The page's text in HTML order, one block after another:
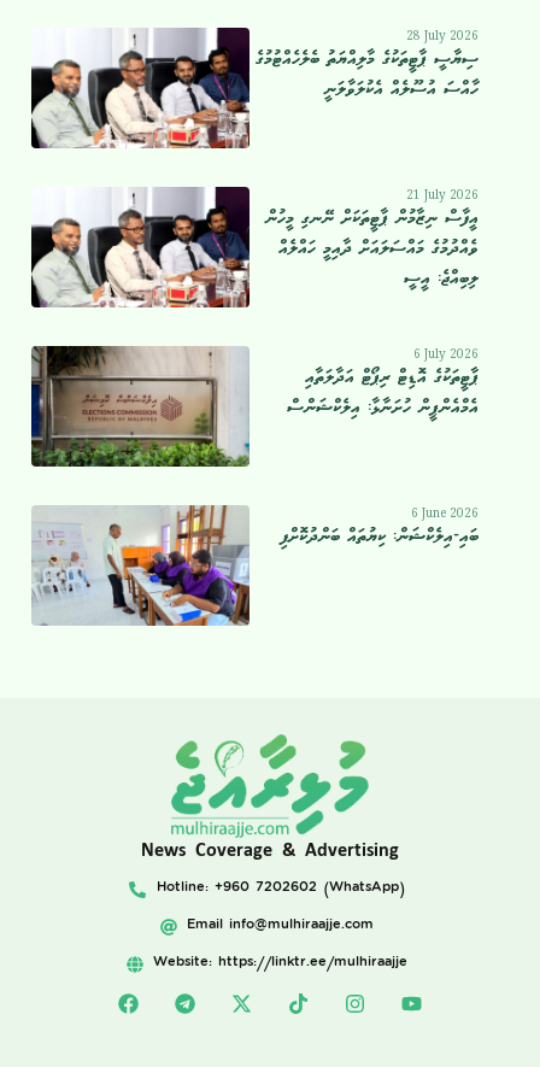
28 July 2026
ސިޔާސީ ޕާޓީތަކުގެ މާލިއްޔަތު ބެލެހެއްޓުމުގެ
ހާއްސަ އުސޫލެއް އެކުލަވާލަނީ
21 July 2026
އީފާސް ނިޒާމުން ޕާޓީތަކަށް ނޭނގި މީހުން
ވެއްދުމުގެ މައްސަލައަށް ދާއިމީ ހައްލެއް
ލިބިއްޖެ: އީސީ
6 July 2026
ޕާޓީތަކުގެ އޮޑިޓް ރިޕޯޓް އަދާލަތާއި
އެމްއެންޕީން ހުށަނާޅާ: އިލެކްޝަންސް
6 June 2026
ބައި-އިލެކްޝަން: ކިޔުތައް ބަންދުކޮށްފި
News Coverage & Advertising
Hotline: +960 7202602 (WhatsApp)
Email info@mulhiraajje.com
Website: https://linktr.ee/mulhiraajje